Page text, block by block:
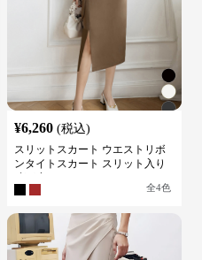
¥6,260 (税込)
スリットスカート ウエストリボ
ンタイトスカート スリット入り
全4色